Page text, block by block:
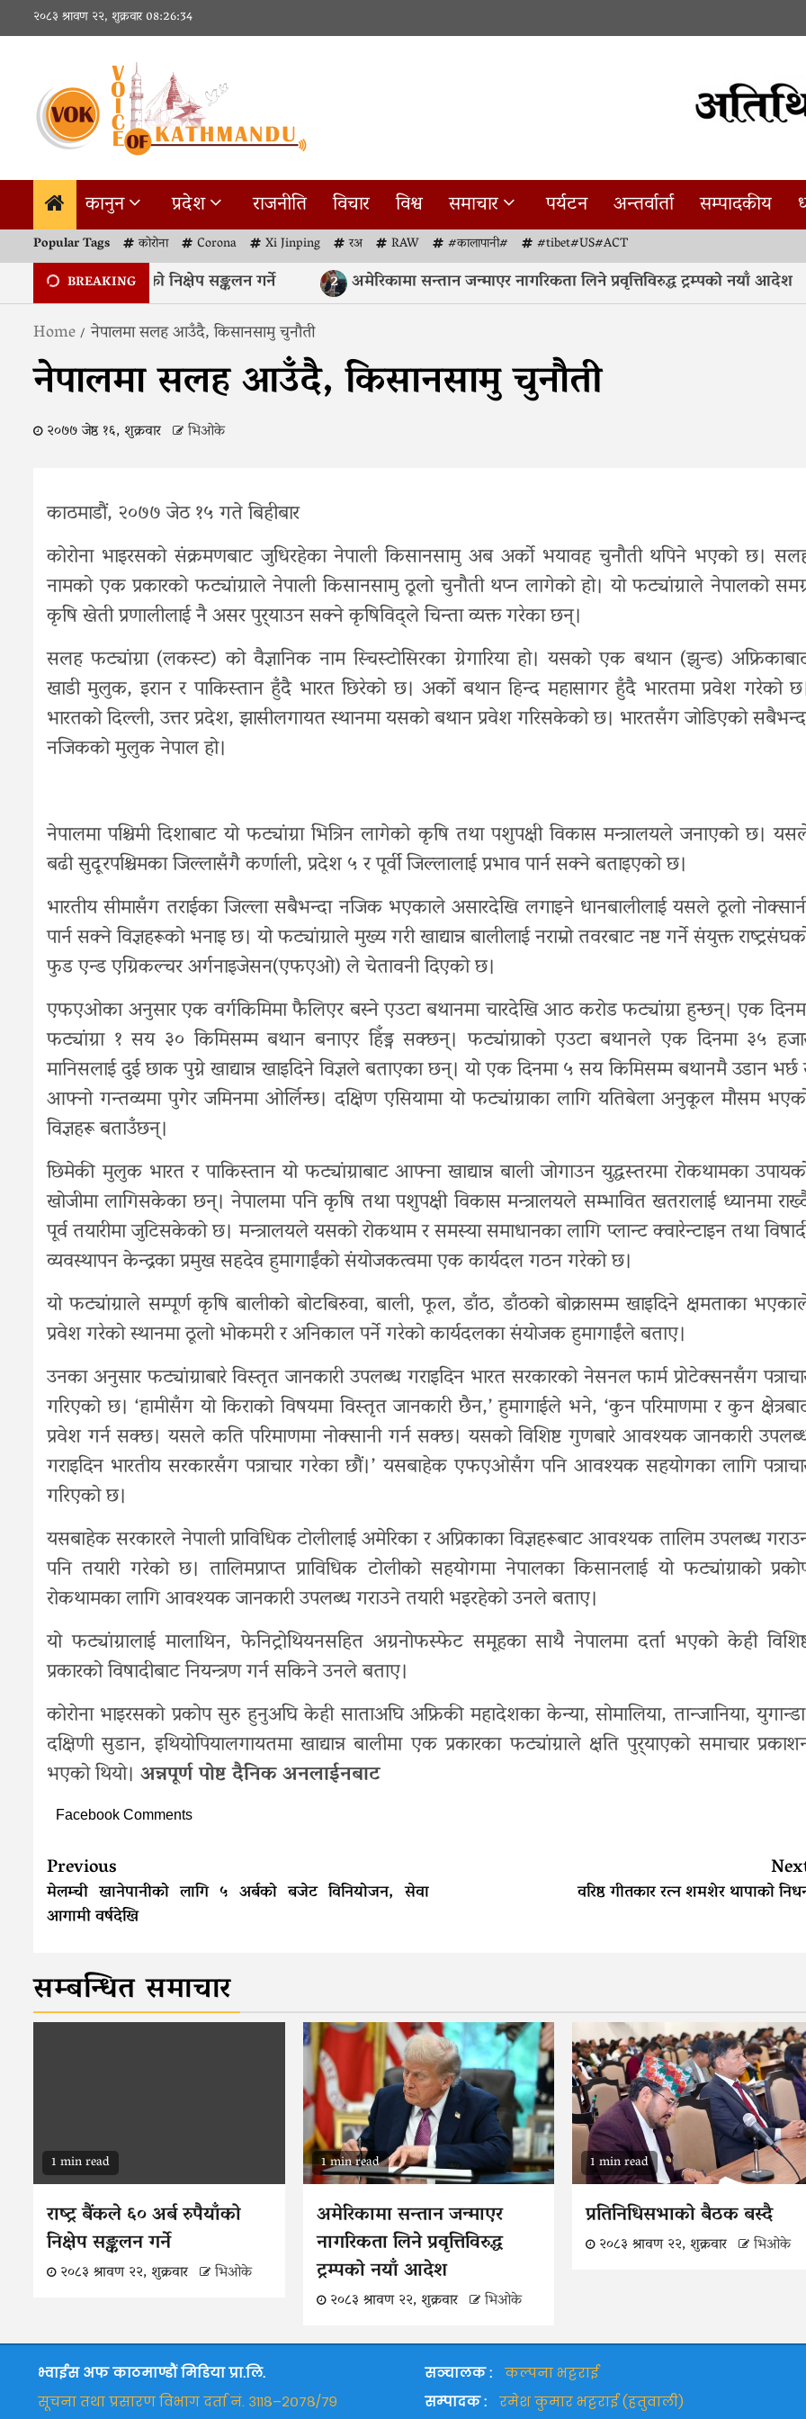
२०८३ श्रावण २२, शुक्रवार08:26:35
कानुन प्रदेश राजनीति विचार विश्व समाचार पर्यटन अन्तर्वार्ता सम्पादकीय
Popular Tags कोरोना Corona Xi Jinping रअ RAW #कालापानी#
#tibet#US#ACT
BREAKING
बैंकले ६० अर्ब रुपैयाँको निक्षेप सङ्कलन गर्ने अमेरिकामा सन्तान जन्माएर नागरिकता लिने प्रवृत्तिविरुद्ध ट्रम्पको नयाँ आदेश
Home नेपालमा सलह आउँदै, किसानसामु चुनौती
नेपालमा सलह आउँदै, किसानसामु चुनौती
२०७७ जेष्ठ १६, शुक्रवार भिओके
काठमाडौं, २०७७ जेठ १५ गते बिहीबार
कोरोना भाइरसको संक्रमणबाट जुधिरहेका नेपाली किसानसामु अब अर्को भयावह चुनौती थपिने भएको छ।
नामको एक प्रकारको फट्यांग्राले नेपाली किसानसामु ठूलो चुनौती थप्न लागेको हो। यो फट्यांग्राले नेपालको
कृषि खेती प्रणालीलाई नै असर पुर्‍याउन सक्ने कृषिविद्ले चिन्ता व्यक्त गरेका छन्।
सलह फट्यांग्रा (लकस्ट) को वैज्ञानिक नाम स्चिस्टोसिरका ग्रेगारिया हो। यसको एक बथान (झुन्ड)
खाडी मुलुक, इरान र पाकिस्तान हुँदै भारत छिरेको छ। अर्को बथान हिन्द महासागर हुँदै भारतमा प्रवेश गरेको
भारतको दिल्ली, उत्तर प्रदेश, झासीलगायत स्थानमा यसको बथान प्रवेश गरिसकेको छ। भारतसँग जोडिएको
नजिकको मुलुक नेपाल हो।
नेपालमा पश्चिमी दिशाबाट यो फट्यांग्रा भित्रिन लागेको कृषि तथा पशुपक्षी विकास मन्त्रालयले जनाएको छ।
बढी सुदूरपश्चिमका जिल्लासँगै कर्णाली, प्रदेश ५ र पूर्वी जिल्लालाई प्रभाव पार्न सक्ने बताइएको छ।
भारतीय सीमासँग तराईका जिल्ला सबैभन्दा नजिक भएकाले असारदेखि लगाइने धानबालीलाई यसले ठूलो
पार्न सक्ने विज्ञहरूको भनाइ छ। यो फट्यांग्राले मुख्य गरी खाद्यान्न बालीलाई नराम्रो तवरबाट नष्ट गर्ने संयुक्त
फुड एन्ड एग्रिकल्चर अर्गनाइजेसन(एफएओ) ले चेतावनी दिएको छ।
एफएओका अनुसार एक वर्गकिमिमा फैलिएर बस्ने एउटा बथानमा चारदेखि आठ करोड फट्यांग्रा हुन्छन्। एक
फट्यांग्रा १ सय ३० किमिसम्म बथान बनाएर हिँड्न सक्छन्। फट्यांग्राको एउटा बथानले एक दिनमा ३५
मानिसलाई दुई छाक पुग्ने खाद्यान्न खाइदिने विज्ञले बताएका छन्। यो एक दिनमा ५ सय किमिसम्म बथानमै उडान भर्छ
आफ्नो गन्तव्यमा पुगेर जमिनमा ओर्लिन्छ। दक्षिण एसियामा यो फट्यांग्राका लागि यतिबेला अनुकूल मौसम
विज्ञहरू बताउँछन्।
छिमेकी मुलुक भारत र पाकिस्तान यो फट्यांग्राबाट आफ्ना खाद्यान्न बाली जोगाउन युद्धस्तरमा रोकथामका
खोजीमा लागिसकेका छन्। नेपालमा पनि कृषि तथा पशुपक्षी विकास मन्त्रालयले सम्भावित खतरालाई ध्यानमा
पूर्व तयारीमा जुटिसकेको छ। मन्त्रालयले यसको रोकथाम र समस्या समाधानका लागि प्लान्ट क्वारेन्टाइन तथा
व्यवस्थापन केन्द्रका प्रमुख सहदेव हुमागाईंको संयोजकत्वमा एक कार्यदल गठन गरेको छ।
यो फट्यांग्राले सम्पूर्ण कृषि बालीको बोटबिरुवा, बाली, फूल, डाँठ, डाँठको बोक्रासम्म खाइदिने क्षमताका
प्रवेश गरेको स्थानमा ठूलो भोकमरी र अनिकाल पर्ने गरेको कार्यदलका संयोजक हुमागाईंले बताए।
उनका अनुसार फट्यांग्राबारे विस्तृत जानकारी उपलब्ध गराइदिन भारत सरकारको नेसनल फार्म प्रोटेक्सनसँग
गरिएको छ। ‘हामीसँग यो किराको विषयमा विस्तृत जानकारी छैन,’ हुमागाईले भने, ‘कुन परिमाणमा र कुन
प्रवेश गर्न सक्छ। यसले कति परिमाणमा नोक्सानी गर्न सक्छ। यसको विशिष्ट गुणबारे आवश्यक जानकारी
गराइदिन भारतीय सरकारसँग पत्राचार गरेका छौं।’ यसबाहेक एफएओसँग पनि आवश्यक सहयोगका लागि
गरिएको छ।
यसबाहेक सरकारले नेपाली प्राविधिक टोलीलाई अमेरिका र अप्रिकाका विज्ञहरूबाट आवश्यक तालिम उपलब्ध
पनि तयारी गरेको छ। तालिमप्राप्त प्राविधिक टोलीको सहयोगमा नेपालका किसानलाई यो फट्यांग्राको
रोकथामका लागि आवश्यक जानकारी उपलब्ध गराउने तयारी भइरहेको उनले बताए।
यो फट्यांग्रालाई मालाथिन, फेनिट्रोथियनसहित अग्रनोफस्फेट समूहका साथै नेपालमा दर्ता भएको केही
प्रकारको विषादीबाट नियन्त्रण गर्न सकिने उनले बताए।
कोरोना भाइरसको प्रकोप सुरु हुनुअघि केही साताअघि अफ्रिकी महादेशका केन्या, सोमालिया, तान्जानिया,
दक्षिणी सुडान, इथियोपियालगायतमा खाद्यान्न बालीमा एक प्रकारका फट्यांग्राले क्षति पुर्‍याएको समाचार
भएको थियो। अन्नपूर्ण पोष्ट दैनिक अनलाईनबाट
Facebook Comments
Continue
Reading
Previous
मेलम्ची खानेपानीको लागि ५ अर्बको बजेट विनियोजन, सेवा
आगामी वर्षदेखि
वरिष्ठ गीतकार रत्न शमशेर थापाकाे
सम्बन्धित समाचार
1 min read
राष्ट्र बैंकले ६० अर्ब रुपैयाँको
निक्षेप सङ्कलन गर्ने
२०८३ श्रावण २२, शुक्रवार भिओके
1 min read
अमेरिकामा सन्तान जन्माएर
नागरिकता लिने प्रवृत्तिविरुद्ध
ट्रम्पको नयाँ आदेश
२०८३ श्रावण २२, शुक्रवार भिओके
1 min read
प्रतिनिधिसभाको बैठक बस्दै
२०८३ श्रावण २२, शुक्रवार भिओके
भ्वाईस अफ काठमाण्डौं मिडिया प्रा.लि.
सूचना तथा प्रसारण विभाग दर्ता नं. ३११८–२०७८/७९
सञ्चालक :
कल्पना भट्टराई
सम्पादक :
रमेश कुमार भट्टराई (हतुवाली)